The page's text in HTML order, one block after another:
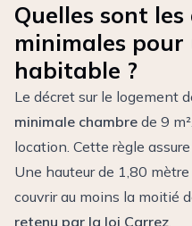
Quelles sont
minimales pour
habitable ?
Le décret sur le logement
minimale chambre de 9
location. Cette règle
Une hauteur de 1,80
couvrir au moins la moitié
retenu par la loi Carrez.